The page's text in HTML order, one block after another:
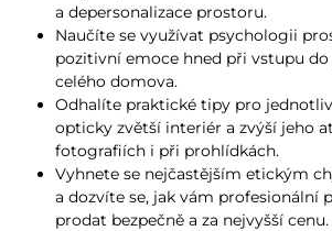
a depersonalizace prostoru.
Naučíte se využívat psychologii
pozitivní emoce hned při vstupu
celého domova.
Odhalíte praktické tipy pro
opticky zvětší interiér a zvýší jeho
fotografiích i při prohlídkách.
Vyhnete se nejčastějším etickým
a dozvíte se, jak vám profesionální
prodat bezpečně a za nejvyšší cenu.